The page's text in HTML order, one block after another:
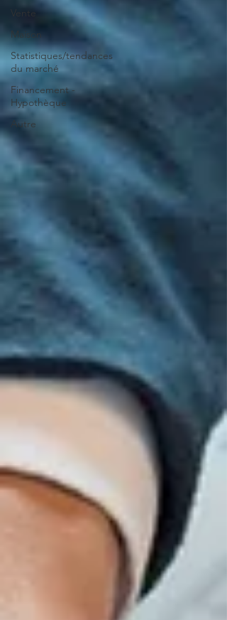
Vente
Maison
Statistiques/tendances
du marché
Financement -
Hypothèque
Autre